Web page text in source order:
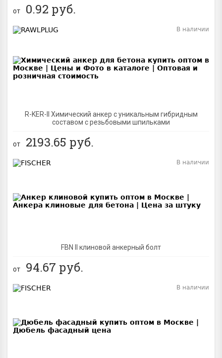
от 0.92 руб.
R-KER-II Химический анкер с уникальным гибридным
составом с резьбовыми шпильками
В наличии
от 2193.65 руб.
FBN II клиновой анкерный болт
В наличии
от 94.67 руб.
В наличии